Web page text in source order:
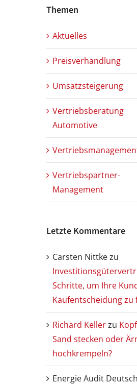
Themen
Aktuelles
Preisverhandlung
Umsatzsteigerung
Vertriebsberatung
Automotive
Vertriebspartner-
Management
Letzte Kommentare
Carsten Nittkezu
Schritte, um Ihre
Kaufentscheidung zu
Richard Kellerzu
Sand stecken oder
hochkrempeln?
Energie Audit